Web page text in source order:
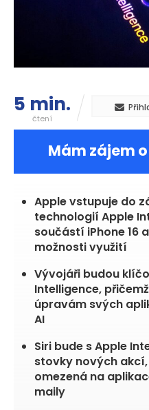
5 min.
čtení
Mám zájem
Apple vstupuje do
technologií Apple
součástí iPhone 16
možnosti využití
Vývojáři budou
Intelligence,
úpravám svých
AI
Siri bude s Apple
stovky nových
omezená na
maily